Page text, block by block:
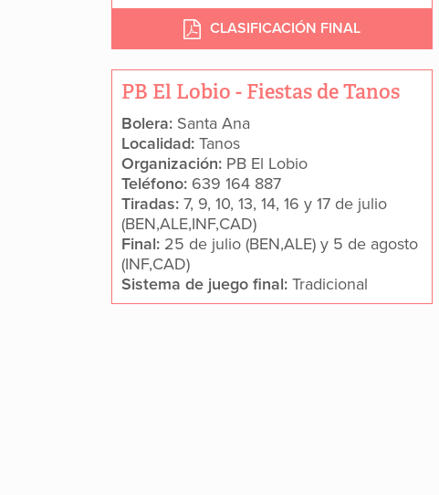
CLASIFICACIÓN FINAL
PB El Lobio - Fiestas de Tanos
Bolera: Santa Ana
Localidad: Tanos
Organización: PB El Lobio
Teléfono: 639 164 887
Tiradas: 7, 9, 10, 13, 14, 16 y 17 de julio
(BEN,ALE,INF,CAD)
Final: 25 de julio (BEN,ALE) y 5 de agosto
(INF,CAD)
Sistema de juego final: Tradicional